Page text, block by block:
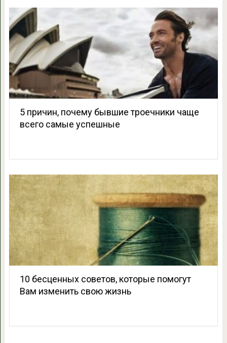
5 причин, почему бывшие троечники чаще
всего самые успешные
10 бесценных советов, которые помогут
Вам изменить свою жизнь